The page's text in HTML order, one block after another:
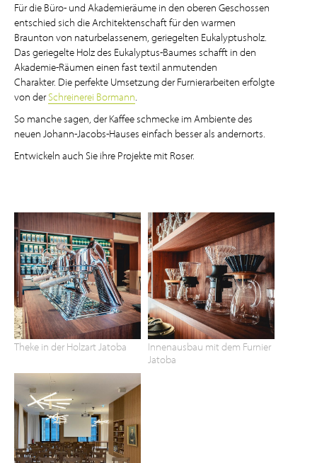
Für die Büro- und Akademieräume in den oberen Geschossen
entschied sich die Architektenschaft für den warmen
Braunton von naturbelassenem, geriegelten Eukalyptusholz.
Das geriegelte Holz des Eukalyptus-Baumes schafft in den
Akademie-Räumen einen fast textil anmutenden
Charakter. Die perfekte Umsetzung der Furnierarbeiten erfolgte
von derSchreinerei Bormann.
So manche sagen, der Kaffee schmecke im Ambiente des
neuen Johann-Jacobs-Hauses einfach besser als andernorts.
Entwickeln auch Sie ihre Projekte mit Roser.
Theke in der Holzart Jatoba
Innenausbau mit dem Furnier
Jatoba